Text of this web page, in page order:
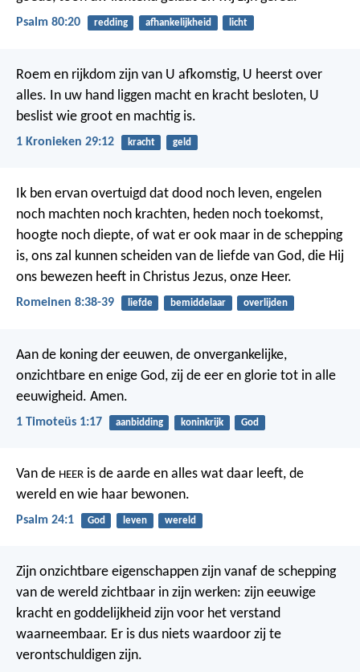
Psalm 80:20 redding afhankelijkheid licht
Roem en rijkdom zijn van U afkomstig, U heerst over
alles. In uw hand liggen macht en kracht besloten, U
beslist wie groot en machtig is.
1 Kronieken 29:12 kracht geld
Ik ben ervan overtuigd dat dood noch leven, engelen
noch machten noch krachten, heden noch toekomst,
hoogte noch diepte, of wat er ook maar in de schepping
is, ons zal kunnen scheiden van de liefde van God, die Hij
ons bewezen heeft in Christus Jezus, onze Heer.
Romeinen 8:38-39 liefde bemiddelaar overlijden
Aan de koning der eeuwen, de onvergankelijke,
onzichtbare en enige God, zij de eer en glorie tot in alle
eeuwigheid. Amen.
1 Timoteüs 1:17 aanbidding koninkrijk God
Van de HEER is de aarde en alles wat daar leeft, de
wereld en wie haar bewonen.
Psalm 24:1 God leven wereld
Zijn onzichtbare eigenschappen zijn vanaf de schepping
van de wereld zichtbaar in zijn werken: zijn eeuwige
kracht en goddelijkheid zijn voor het verstand
waarneembaar. Er is dus niets waardoor zij te
verontschuldigen zijn.